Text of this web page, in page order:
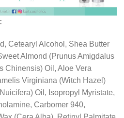
:
Cetearyl Alcohol, Shea Butter
Almond (Prunus Amigdalus
Chinensis) Oil, Aloe Vera
Virginiana (Witch Hazel)
Oil, Isopropyl Myristate,
Carbomer 940,